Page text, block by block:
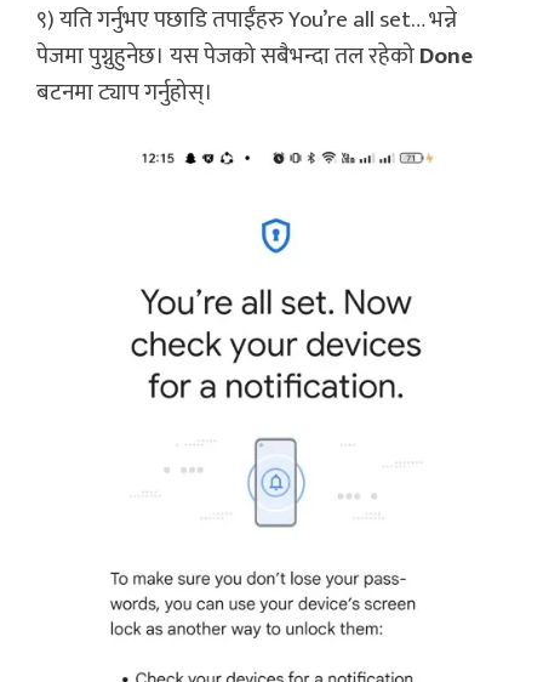
९) यति गर्नुभए पछाडि तपाईँहरु You’re all set… भन्ने
पेजमा पुग्नुहुनेछ। यस पेजको सबैभन्दा तल रहेकोDone
बटनमा ट्याप गर्नुहोस्।